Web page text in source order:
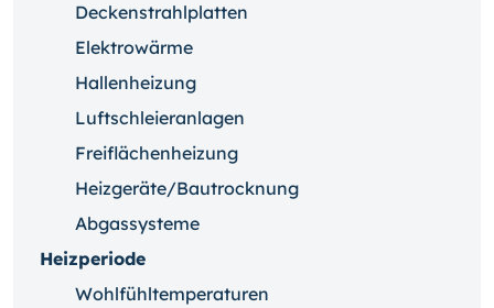
Deckenstrahlplatten
Elektrowärme
Hallenheizung
Luftschleieranlagen
Freiflächenheizung
Heizgeräte/Bautrocknung
Abgassysteme
Heizperiode
Wohlfühltemperaturen